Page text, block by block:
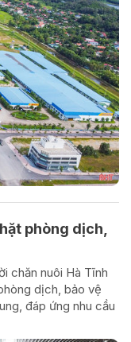
phòng dịch,
chăn nuôi Hà Tĩnh
dịch, bảo vệ
đáp ứng nhu cầu